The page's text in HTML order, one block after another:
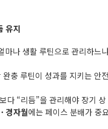
유지
마나 생활 루틴으로 관리하느
완충 루틴이 성과를 지키는 안
다 “리듬”을 관리해야 장기 상
경자월에는 페이스 분배가 중